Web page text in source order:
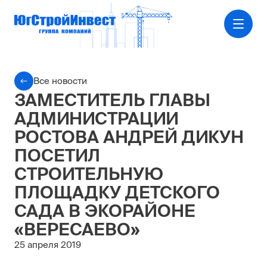
Все новости
ЗАМЕСТИТЕЛЬ ГЛАВЫ
АДМИНИСТРАЦИИ
РОСТОВА АНДРЕЙ ДИКУН
ПОСЕТИЛ
СТРОИТЕЛЬНУЮ
ПЛОЩАДКУ ДЕТСКОГО
САДА В ЭКОРАЙОНЕ
«ВЕРЕСАЕВО»
25 апреля 2019